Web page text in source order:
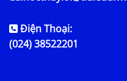
Điện Thoại:
(024) 38522201